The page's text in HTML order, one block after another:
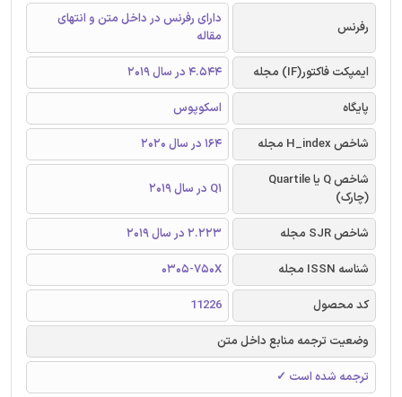
رفرنس
دارای رفرنس در داخل متن و انتهای
مقاله
ایمپکت فاکتور(IF) مجله
4.544 در سال 2019
پایگاه
اسکوپوس
شاخص H_index مجله
164 در سال 2020
شاخص Q یا Quartile
(چارک)
Q1 در سال 2019
شاخص SJR مجله
2.223 در سال 2019
شناسه ISSN مجله
0305-750X
کد محصول
11226
وضعیت ترجمه منابع داخل متن
ترجمه شده است ✓